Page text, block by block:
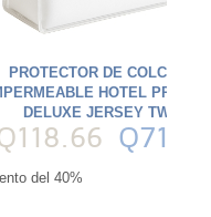
PROTECTOR DE COLCHÓN
HOTEL
DELUXE JERSEY TWIN
del 40%